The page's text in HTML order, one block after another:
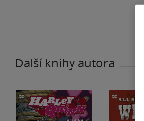
Další knihy autora